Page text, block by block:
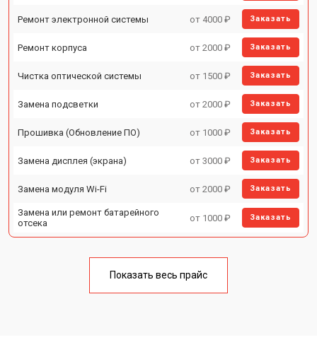
Ремонт электронной системы от 4000 ₽ Заказать
Ремонт корпуса от 2000 ₽ Заказать
Чистка оптической системы от 1500 ₽ Заказать
Замена подсветки от 2000 ₽ Заказать
Прошивка (Обновление ПО) от 1000 ₽ Заказать
Замена дисплея (экрана) от 3000 ₽ Заказать
Замена модуля Wi-Fi от 2000 ₽ Заказать
Замена или ремонт батарейного
отсека
от 1000 ₽ Заказать
Показать весь прайс